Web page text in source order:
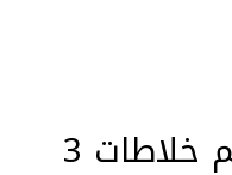
( طلب مسبق ) طقم خلاطات 3